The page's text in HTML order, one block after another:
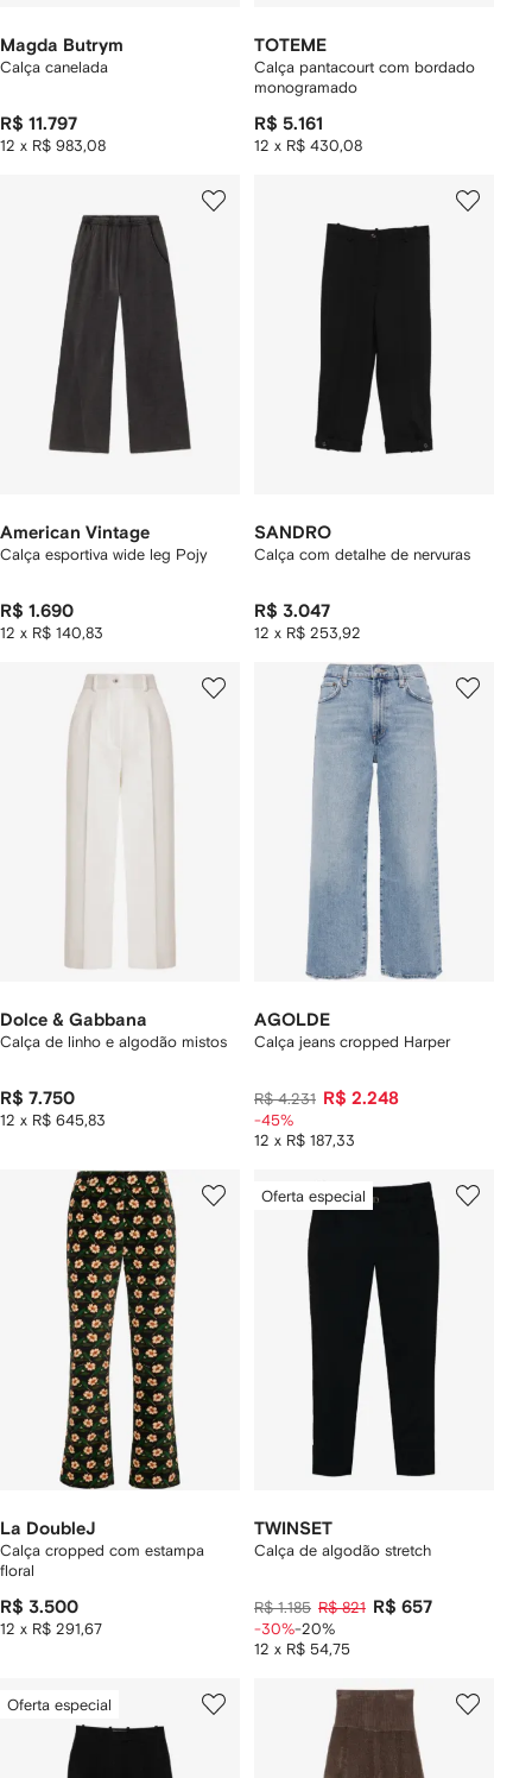
Magda Butrym
Calça canelada
R$ 11.797
12 x R$ 983,08
TOTEME
Calça pantacourt com bordado
monogramado
R$ 5.161
12 x R$ 430,08
American Vintage
Calça esportiva wide leg Pojy
R$ 1.690
12 x R$ 140,83
SANDRO
Calça com detalhe de nervuras
R$ 3.047
12 x R$ 253,92
Dolce & Gabbana
Calça de linho e algodão mistos
R$ 7.750
12 x R$ 645,83
AGOLDE
Calça jeans cropped Harper
R$ 4.231 R$ 2.248
12 x R$ 187,33
-45%
La DoubleJ
Calça cropped com estampa
floral
R$ 3.500
12 x R$ 291,67
Oferta especial
TWINSET
Calça de algodão stretch
R$ 1.185 R$ 821 R$ 657
12 x R$ 54,75
-30%-20%
Oferta especial